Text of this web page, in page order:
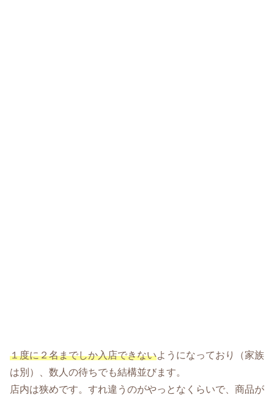
１度に２名までしか入店できないようになっており（家族
は別）、数人の待ちでも結構並びます。
店内は狭めです。すれ違うのがやっとなくらいで、商品が